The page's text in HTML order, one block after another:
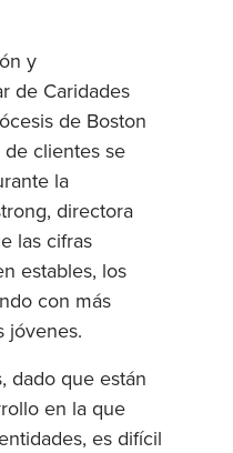
y
de Caridades
de Boston
clientes se
la
directora
las cifras
estables, los
con más
jóvenes.
dado que están
en la que
es difícil